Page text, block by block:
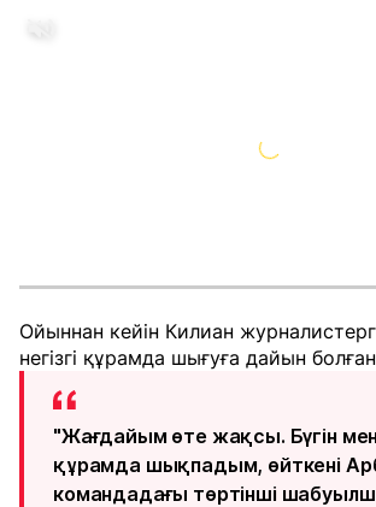
Ойыннан кейін Килиан
негізгі құрамда шығуға дайын
"Жағдайым өте жақсы. Бүгін мен
құрамда шықпадым, өйткені
командадағы төртінші